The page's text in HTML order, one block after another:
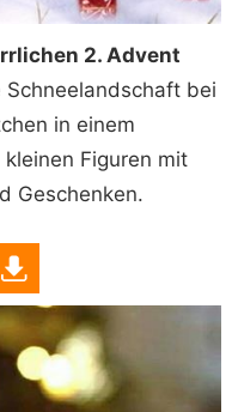
2. Advent
bei
in einem
Figuren mit
Geschenken.